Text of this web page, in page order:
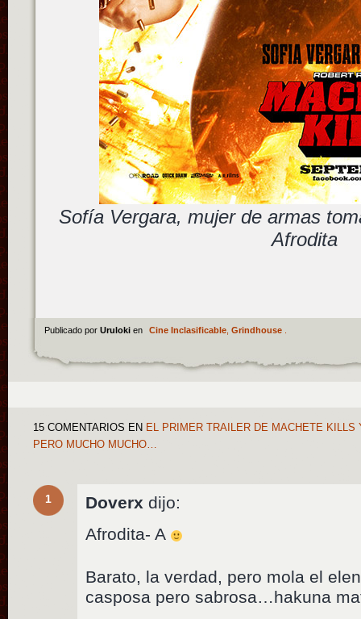
Sofía Vergara, mujer de armas
Afrodita
Publicado por Uruloki en Cine Inclasificable, Grindhouse.
15 COMENTARIOS EN EL PRIMER TRAILER DE MACHETE
PERO MUCHO MUCHO…
1 Doverx dijo:
Afrodita- A
Barato, la verdad, pero mola el
casposa pero sabrosa…hakuna